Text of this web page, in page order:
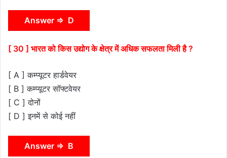
Answer ⇒ D
[ 30 ] भारत को किस उद्योग के क्षेत्र में अधिक सफलता मिली है ?
[ A ] कम्प्यूटर हार्डवेयर
[ B ] कम्प्यूटर सॉफ्टवेयर
[ C ] दोनों
[ D ] इनमें से कोई नहीं
Answer ⇒ B